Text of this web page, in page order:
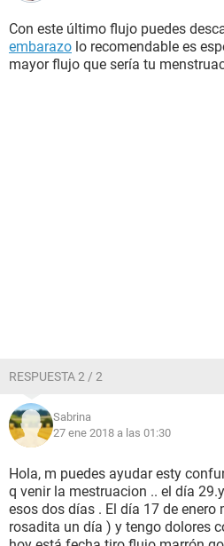
Con este último flujo puedes
embarazo lo recomendable es
mayor flujo que sería tu
RESPUESTA 2 / 2
Sabrina
27 ene 2018 a las 01:30
Hola, m puedes ayudar esty
q venir la mestruacion .. el día
esos dos días . El día 17 de
rosadita un día ) y tengo dolores